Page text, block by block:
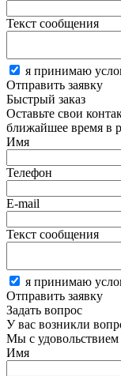
Текст сообщения
я принимаю
Отправить заявку
Быстрый заказ
Оставьте свои
ближайшее время в
Имя
Телефон
E-mail
Текст сообщения
я принимаю
Отправить заявку
Задать вопрос
У вас возникли
Мы с удовольствием
Имя